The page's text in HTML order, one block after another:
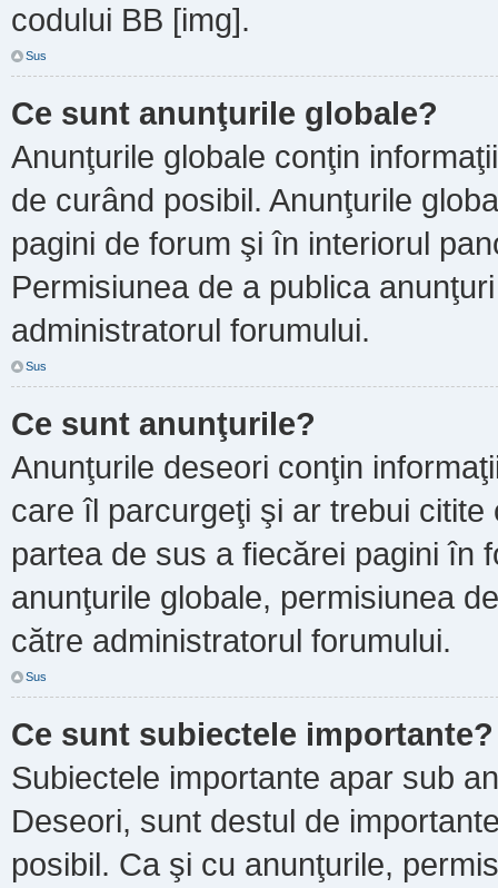
codului BB [img].
Sus
Ce sunt anunţurile globale?
Anunţurile globale conţin
de curând posibil. Anunţurile
pagini de forum şi în interiorul
Permisiunea de a publica
administratorul forumului.
Sus
Ce sunt anunţurile?
Anunţurile deseori conţin
care îl parcurgeţi şi ar trebui
partea de sus a fiecărei pagini în
anunţurile globale, permisiunea
către administratorul forumului.
Sus
Ce sunt subiectele importante?
Subiectele importante apar sub
Deseori, sunt destul de
posibil. Ca şi cu anunţurile,